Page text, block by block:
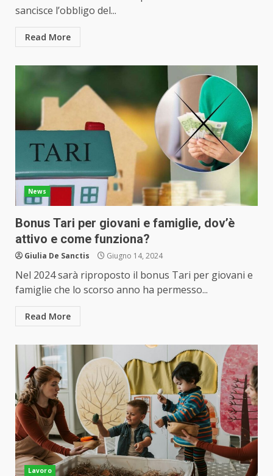
sancisce l’obbligo del...
Read More
News
Bonus Tari per giovani e famiglie, dov’è
attivo e come funziona?
Giulia De Sanctis Giugno 14, 2024
Nel 2024 sarà riproposto il bonus Tari per giovani e
famiglie che lo scorso anno ha permesso...
Read More
Lavoro